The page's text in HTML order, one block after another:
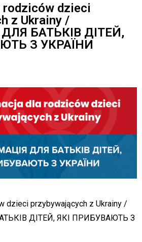
dzieci
z Ukrainy /
БАТЬКІВ ДІТЕЙ,
З УКРАЇНИ
dzieci przybywających z Ukrainy /
ДІТЕЙ, ЯКІ ПРИБУВАЮТЬ З